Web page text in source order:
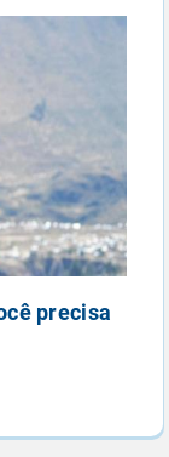
precisa